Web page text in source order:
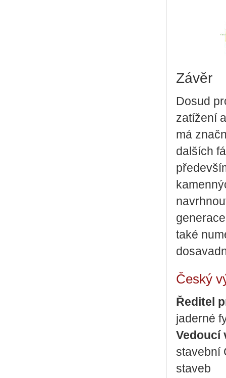
Závěr
Dosud
zatížení
má
dalších
také
Český
Ředitel
jaderné
Vedoucí
stavební
staveb